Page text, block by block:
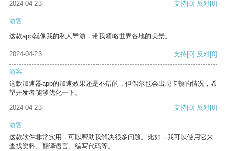
2024-04-23 支持[0] 反对[0]
游客
这款app就像我的私人导游，带我领略世界各地的美景。
2024-04-23 支持[0] 反对[0]
游客
这款加速器app的加速效果还是不错的，但偶尔也会出现卡顿的情况，希
望开发者能够优化一下。
2024-04-23
支持[0] 反对[0]
游客
这款软件非常实用，可以帮助我解决很多问题。比如，我可以使用它来
查找资料、翻译语言、编写代码等。